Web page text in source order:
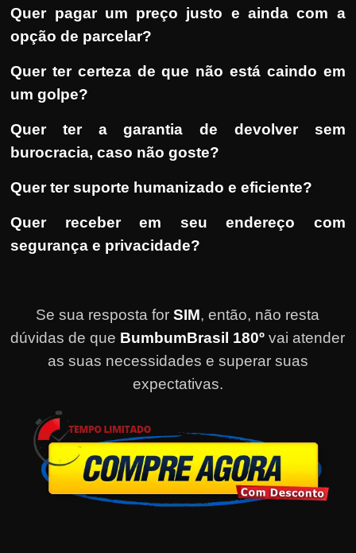
Quer pagar um preço justo e ainda com a
opção de parcelar?
Quer ter certeza de que não está caindo em
um golpe?
Quer ter a garantia de devolver sem
burocracia, caso não goste?
Quer ter suporte humanizado e eficiente?
Quer receber em seu endereço com
segurança e privacidade?
Se sua resposta forSIM, então, não resta
dúvidas de que BumbumBrasil 180º vai atender
as suas necessidades e superar suas
expectativas.